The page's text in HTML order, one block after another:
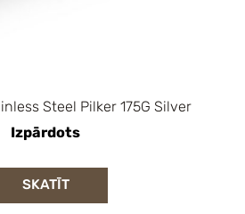
Steel Pilker 175G Silver
Izpārdots
SKATĪT